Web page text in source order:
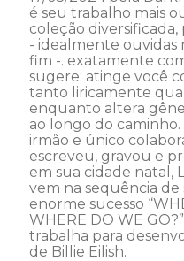
é seu trabalho mais
coleção diversificada,
- idealmente ouvidas
fim -. exatamente
sugere; atinge você
tanto liricamente
enquanto altera
ao longo do
irmão e único
escreveu, gravou e
em sua cidade natal,
vem na sequência de
enorme sucesso
WHERE DO WE
trabalha para
de Billie Eilish.